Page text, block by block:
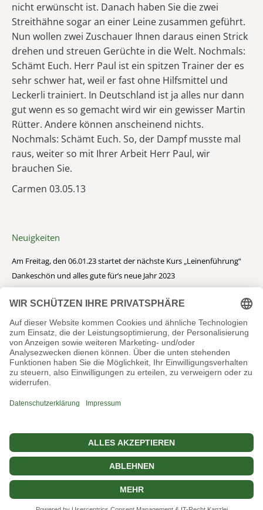
nicht erwünscht ist. Danach haben Sie die zwei
Streithähne sogar an einer Leine zusammen geführt.
Nun wollen zwei Zuschauer Ihnen daraus einen Strick
drehen und streuen Gerüchte in die Welt. Nochmals:
Schämt Euch. Herr Paul ist ein spitzen Trainer der es
sehr schwer hat, weil er fast ohne Hilfsmittel und
Leckerli trainiert. In Deutschland ist ja alles nur dann
gut wenn es so gemacht wird wir ein gewisser Martin
Rütter. Andere können anscheinend nichts.
Nochmals: Schämt Euch. So, der Dampf musste mal
raus, weiter so mit Ihrer Arbeit Herr Paul, wir
brauchen Sie.
Carmen 03.05.13
Neuigkeiten
Am Freitag, den 06.01.23 startet der nächste Kurs „Leinenführung“
Dankeschön und alles gute für’s neue Jahr 2023
Das komplette Rottihof Rudel unterwegs
Frohe Weihnachten
Ich bin Lulu, 8 Jahre alt und ich musste weg
Ältere Beiträge
Beiträge
site by Homepages4u
Impressum
Datenschutzerklärung AGB Blog